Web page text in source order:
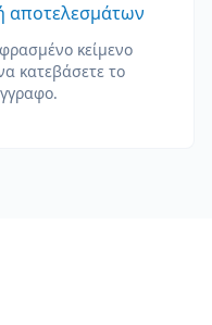
αποτελεσμάτων
κείμενο
κατεβάσετε το